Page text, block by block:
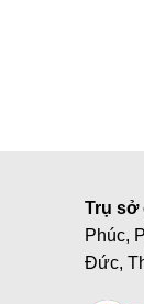
Trụ sở
Phúc,
Đức,